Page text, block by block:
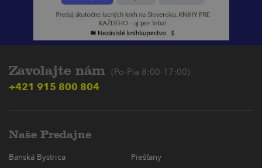
Zavolajte nám (Po-Pia 8:00-17:00)
+421 915 800 804
Naše Predajne
Banská Bystrica
Piešťany